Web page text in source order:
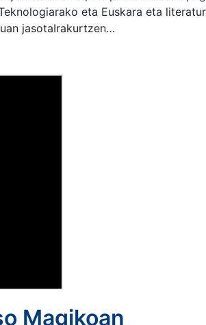
eta Euskara eta
jasotaIrakurtzen…
Magikoan